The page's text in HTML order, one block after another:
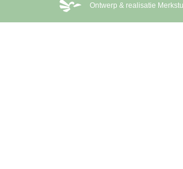
Ontwerp & realisatie